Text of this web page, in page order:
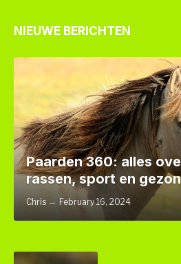
NIEUWE BERICHTEN
Paarden 360: alles
rassen, sport en
Chris February 16, 2024